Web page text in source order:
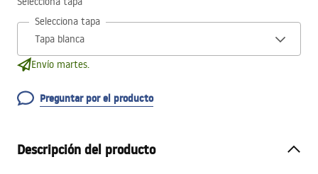
Selecciona tapa
Envío martes.
Preguntar por el producto
Descripción del producto